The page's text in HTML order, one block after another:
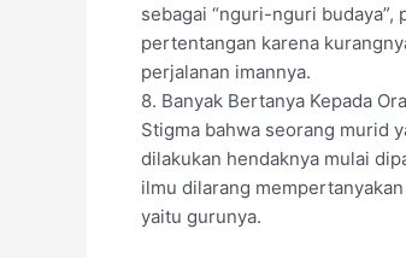
sebagai “nguri-nguri
pertentangan karena
perjalanan imannya.
8. Banyak Bertanya Kepada
Stigma bahwa seorang murid
dilakukan hendaknya mulai
ilmu dilarang
yaitu gurunya.